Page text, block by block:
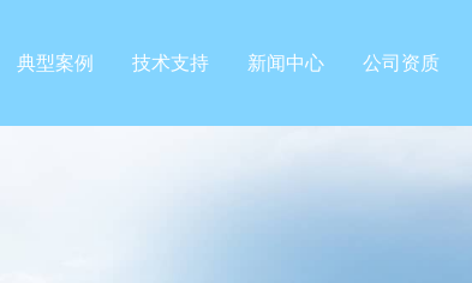
典型案例 技术支持 新闻中心 公司资质